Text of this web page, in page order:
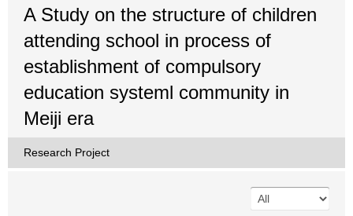
A Study on the structure of children
attending school in process of
establishment of compulsory
education systeml community in
Meiji era
Research Project